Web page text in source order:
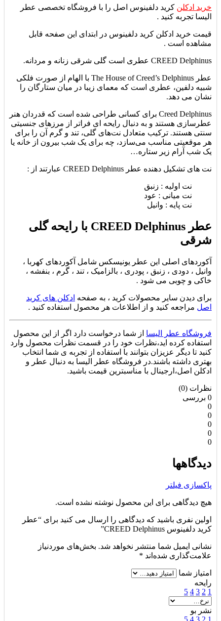
خرید ادکلن کرید دلفینوس اصل را با فروشگاه تخصصی عطر
الیسا تجربه کنید .
قیمت خرید ادکلن کرید دلفینوس در ابتدای این صفحه قابل
مشاهده است .
CREED Delphinus عطری است گلی شرقی زنانه و مردانه.
عطر The House of Creed’s Delphinus با الهام از صورت فلکی
شبیه دلفین، عطری است که معمای زیبا در میان ستارگان را
نشان می دهد.
Creed Delphinus برای کسانی طراحی شده است که قدردان هنر
عطرسازی هستند و به دنبال رایحه ای فراتر از مرزهای جنسیتی
سنتی هستند. ترکیب متعادل نت‌های گلی، تند و گرم آن را برای
هر موقعیتی مناسب می‌سازد، چه برای یک شب بیرون از خانه یا
یک شب آرام زیر ستاره…
نت های تشکیل دهنده عطر CREED Delphinus عبارتند از :
نت اولیه : زنبق
نت میانی : عود
نت پایه : وانیل
عطر CREED Delphinus با رایحه گلی
شرقی
آکوردهای اصلی این عطر یونیسکس شامل آکوردهای کهربا ،
وانیل ، دودی ، زنبق ، پودری ، بالزامیک ، تند ، گرم ، بنفشه ،
خاکی و چوبی می شود .
برای دیدن سایر محصولات کرید ، به صفحه ادکلن های کرید
اصل مراجعه کنید و از اطلاعات هر محصول استفاده کنید .
فروشگاه عطر الیسا از شما درخواست دارد اگر از این محصول
استفاده کرده اید،نظرات خود را در قسمت نظرات محصول وارد
کنید تا دیگر عزیزان بتوانند با استفاده از تجربه ی شما انتخاب
بهتری داشته باشند.در فروشگاه عطر الیسا به دنبال عطر و
ادکلن اصل،ارجینال با مناسبترین قیمت باشید.
نظرات (0)
0 بررسی
0
0
0
0
0
دیدگاهها
پاکسازی فیلتر
هیچ دیدگاهی برای این محصول نوشته نشده است.
اولین نفری باشید که دیدگاهی را ارسال می کنید برای “عطر
کرید دلفینوس CREED Delphinus”
نشانی ایمیل شما منتشر نخواهد شد. بخش‌های موردنیاز
علامت‌گذاری شده‌اند *
امتیاز شما
رایحه
1
2
3
4
5
نشر بو
1
2
3
4
5